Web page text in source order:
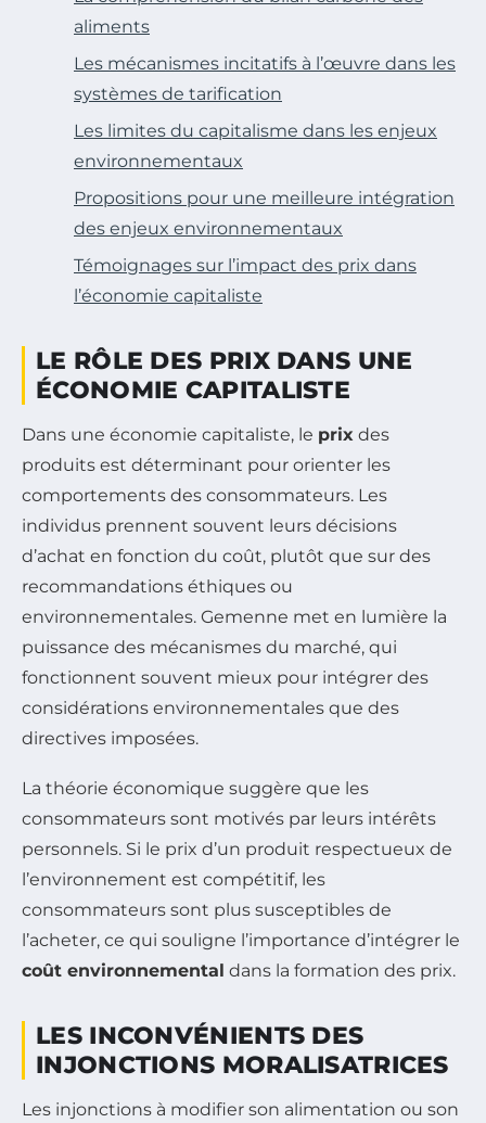
aliments
Les mécanismes incitatifs à l’œuvre dans les
systèmes de tarification
Les limites du capitalisme dans les enjeux
environnementaux
Propositions pour une meilleure intégration
des enjeux environnementaux
Témoignages sur l’impact des prix dans
l’économie capitaliste
LE RÔLE DES PRIX DANS UNE
ÉCONOMIE CAPITALISTE
Dans une économie capitaliste, le prix des
produits est déterminant pour orienter les
comportements des consommateurs. Les
individus prennent souvent leurs décisions
d’achat en fonction du coût, plutôt que sur des
recommandations éthiques ou
environnementales. Gemenne met en lumière la
puissance des mécanismes du marché, qui
fonctionnent souvent mieux pour intégrer des
considérations environnementales que des
directives imposées.
La théorie économique suggère que les
consommateurs sont motivés par leurs intérêts
personnels. Si le prix d’un produit respectueux de
l’environnement est compétitif, les
consommateurs sont plus susceptibles de
l’acheter, ce qui souligne l’importance d’intégrer le
coût environnemental dans la formation des prix.
LES INCONVÉNIENTS DES
INJONCTIONS MORALISATRICES
Les injonctions à modifier son alimentation ou son